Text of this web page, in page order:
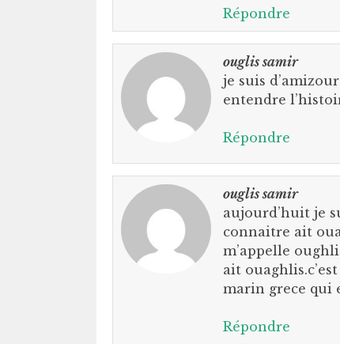
Répondre
ouglis samir
je suis
entendre
Répondre
ouglis samir
aujourd’huit je
connaitre ait
m’appelle
ait
marin grece qui
Répondre